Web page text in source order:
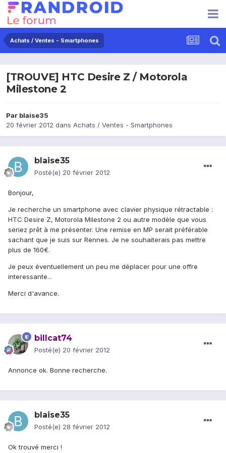
Achats / Ventes - Smartphones
[TROUVE] HTC Desire Z / Motorola
Milestone 2
Par blaise35
20 février 2012 dans Achats / Ventes - Smartphones
blaise35
Posté(e) 20 février 2012
Bonjour,
Je recherche un smartphone avec clavier physique rétractable :
HTC Desire Z, Motorola Milestone 2 ou autre modèle que vous
seriez prêt à me présenter. Une remise en MP serait préférable
sachant que je suis sur Rennes. Je ne souhaiterais pas mettre
plus de 160€.
Je peux éventuellement un peu me déplacer pour une offre
interessante...
Merci d'avance.
billcat74
Posté(e) 20 février 2012
Annonce ok. Bonne recherche.
blaise35
Posté(e) 28 février 2012
Ok trouvé merci !